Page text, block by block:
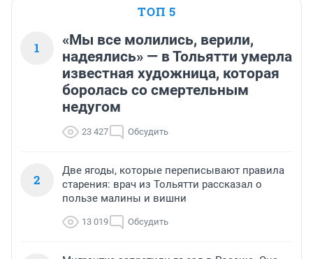
ТОП 5
1
«Мы все молились, верили,
надеялись» — в Тольятти умерла
известная художница, которая
боролась со смертельным
недугом
23 427 Обсудить
2
Две ягоды, которые переписывают правила
старения: врач из Тольятти рассказал о
пользе малины и вишни
13 019 Обсудить